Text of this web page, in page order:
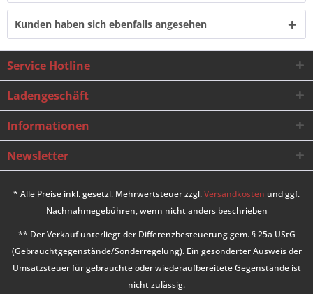
Kunden haben sich ebenfalls angesehen
Service Hotline
Ladengeschäft
Informationen
Newsletter
* Alle Preise inkl. gesetzl. Mehrwertsteuer zzgl.Versandkosten und ggf.
Nachnahmegebühren, wenn nicht anders beschrieben
** Der Verkauf unterliegt der Differenzbesteuerung gem. § 25a UStG
(Gebrauchtgegenstände/Sonderregelung). Ein gesonderter Ausweis der
Umsatzsteuer für gebrauchte oder wiederaufbereitete Gegenstände ist
nicht zulässig.